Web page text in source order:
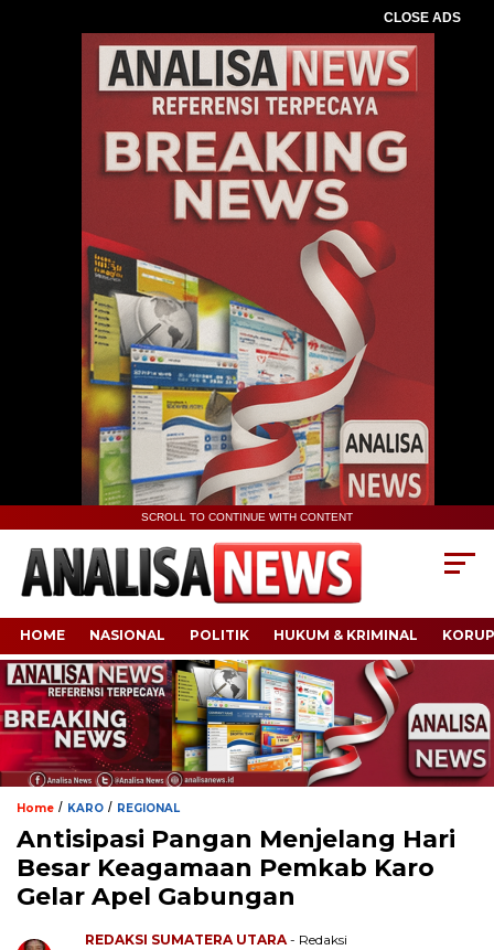
CLOSE ADS
SCROLL TO CONTINUE WITH CONTENT
HOME NASIONAL POLITIK HUKUM & KRIMINAL
Home / KARO / REGIONAL
Antisipasi Pangan Menjelang Hari
Besar Keagamaan Pemkab Karo
Gelar Apel Gabungan
REDAKSI SUMATERA UTARA - Redaksi